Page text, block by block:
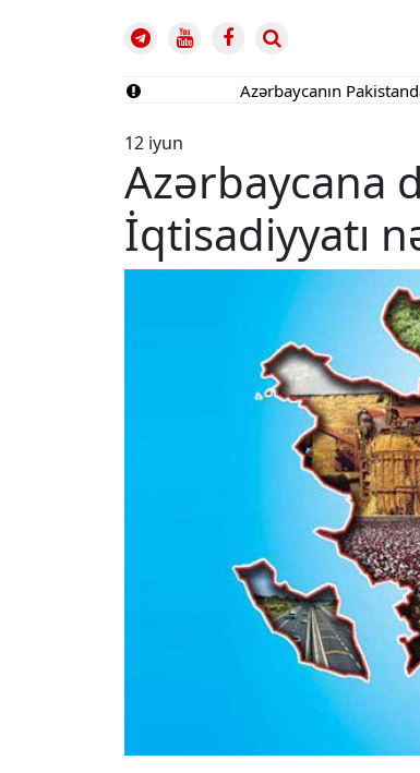
Azərbaycanın Pakistandakı
12 iyun
Azərbaycana
İqtisadiyyatı